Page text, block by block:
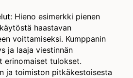
Hieno esimerkki pienen
haastavan
voittamiseksi. Kumppanin
ja laaja viestinnän
erinomaiset tulokset.
ja toimiston pitkäkestoisesta